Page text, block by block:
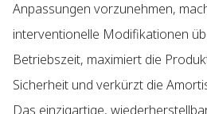
Anpassungen vorzunehmen,
interventionelle Modifikationen
Betriebszeit, maximiert die
Sicherheit und verkürzt die
Das einzigartige,